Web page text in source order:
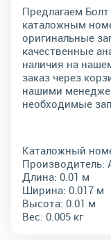
Предлагаем
каталожным
оригинальные
качественные
наличия на
заказ через
нашими
необходимые
Каталожный
Производитель:
Длина: 0.01 м
Ширина: 0.017 м
Высота: 0.01 м
Вес: 0.005 кг